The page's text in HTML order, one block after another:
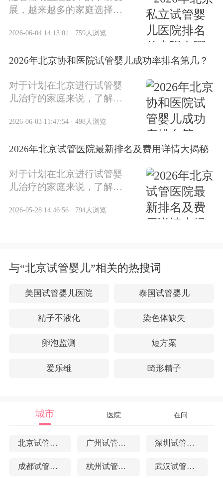
展，越来越多的家庭选择通
望。2026年，北京市私立试
成功率等方面都有了新的发
介绍2026年北京私立试管婴
儿医院排名前十强的情况。
2026-06-04 14:13:01 · 759人浏览
2026年北京协和医院试管婴儿成功率排名第几？
对于计划在北京进行试管婴
儿治疗的家庭来说，了解各
要。2026年，北京协和医院
何？它在北京市众多医院中
详细解析。
2026-06-03 11:47:54 · 498人浏览
2026年北京试管医院最新排名及费用详情大揭秘
对于计划在北京进行试管婴
儿治疗的家庭来说，了解
排名和费用情况至关重要。
成，帮助您做出更明智的选
2026-05-28 14:46:56 · 794人浏览
与“北京试管婴儿”相关的热搜词
美国试管婴儿医院 泰国试管婴儿
精子不液化 染色体缺失
卵泡监测 短方案
爱乐维 畸形精子
城市 医院 在问
北京试管婴儿 广州试管婴儿 深圳试管婴儿
成都试管婴儿 杭州试管婴儿 武汉试管婴儿